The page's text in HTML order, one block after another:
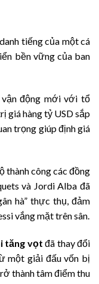
tiếng của một cá
bền vững của ban
vận động mới với tổ
giá hàng tỷ USD sắp
trọng giúp định giá
thành công các đồng
và Jordi Alba đã
hà” thực thụ, đảm
vắng mặt trên sân.
tăng vọt đã thay đổi
một giải đấu vốn bị
thành tâm điểm thu